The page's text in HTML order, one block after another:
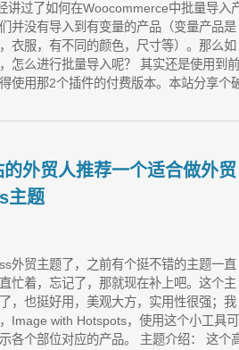
讲过了如何在Woocommerce中批量导入
并没有导入到有变量的产品（变量产品是
衣服，有不同的颜色，尺寸等）。那么如
怎么进行批量导入呢？ 其实还是使用到前
使用那2个插件的付费版本。本站分享个
外贸人推荐一个适合做外贸
主题
外贸主题了，之前有个挺不错的主题一直
忙着，忘记了，那就现在补上吧。这个主
，也挺好用，美观大方，实用性很强；我
Image with Hotspots，使用这个小工具可
各个部位对应的产品。 主题介绍： 这个